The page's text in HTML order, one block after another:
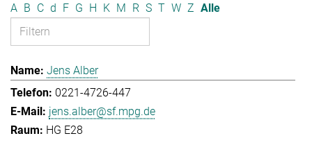
A B C d F G H K M R S T W Z Alle
Jens Alber
0221-4726-447
jens.alber@sf.mpg.de
HG E28